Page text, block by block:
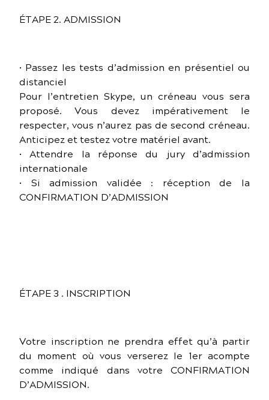
ÉTAPE 2. ADMISSION
• Passez les tests d’admission en présentiel ou
distanciel
Pour l’entretien Skype, un créneau vous sera
proposé. Vous devez impérativement le
respecter, vous n’aurez pas de second créneau.
Anticipez et testez votre matériel avant.
• Attendre la réponse du jury d’admission
internationale
• Si admission validée : réception de la
CONFIRMATION D’ADMISSION
ÉTAPE 3 . INSCRIPTION
Votre inscription ne prendra effet qu’à partir
du moment où vous verserez le 1er acompte
comme indiqué dans votre CONFIRMATION
D’ADMISSION.